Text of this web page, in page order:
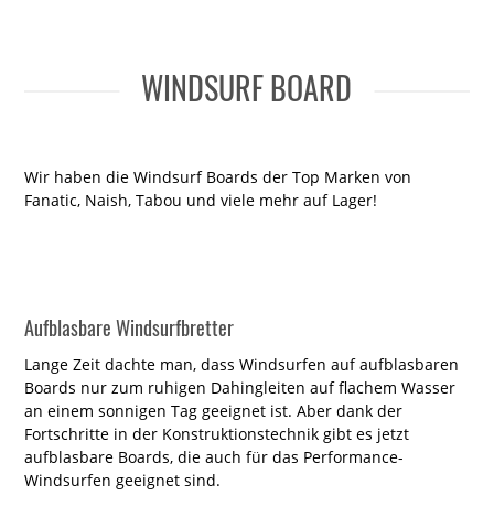
WINDSURF BOARD
Wir haben die Windsurf Boards der Top Marken von
Fanatic, Naish, Tabou und viele mehr auf Lager!
Aufblasbare Windsurfbretter
Lange Zeit dachte man, dass Windsurfen auf aufblasbaren
Boards nur zum ruhigen Dahingleiten auf flachem Wasser
an einem sonnigen Tag geeignet ist. Aber dank der
Fortschritte in der Konstruktionstechnik gibt es jetzt
aufblasbare Boards, die auch für das Performance-
Windsurfen geeignet sind.